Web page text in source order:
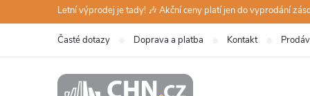
na
Letní výprodej je tady! 🎶 Akční ceny platí jen do vyprodání
Časté dotazy Doprava a platba Kontakt